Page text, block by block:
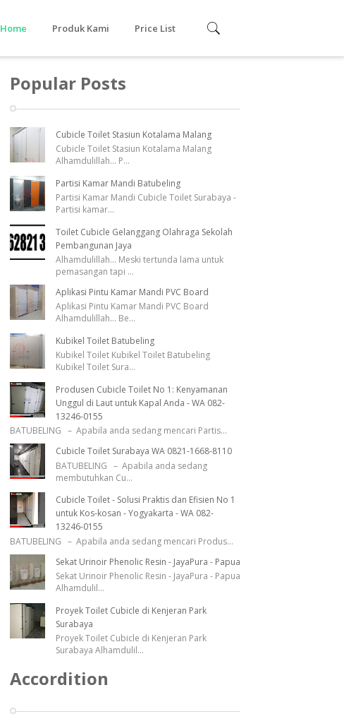
Home Produk Kami
Resin
Cubicle Toilet PVC
Urinoir
Price List
Popular Posts
Cubicle Toilet Stasiun Kotalama Malang
Cubicle Toilet Stasiun Kotalama Malang
Alhamdulillah... P...
Partisi Kamar Mandi Batubeling
Partisi Kamar Mandi Cubicle Toilet Surabaya -
Partisi kamar...
Toilet Cubicle Gelanggang Olahraga Sekolah
Pembangunan Jaya
Alhamdulillah... Meski tertunda lama untuk
pemasangan tapi ...
Aplikasi Pintu Kamar Mandi PVC Board
Aplikasi Pintu Kamar Mandi PVC Board
Alhamdulillah... Be...
Kubikel Toilet Batubeling
Kubikel Toilet Kubikel Toilet Batubeling
Kubikel Toilet Sura...
Produsen Cubicle Toilet No 1: Kenyamanan
Unggul di Laut untuk Kapal Anda - WA 082-
13246-0155
BATUBELING – Apabila anda sedang mencari Partis...
Cubicle Toilet Surabaya WA 0821-1668-8110
BATUBELING – Apabila anda sedang
membutuhkan Cu...
Cubicle Toilet - Solusi Praktis dan Efisien No 1
untuk Kos-kosan - Yogyakarta - WA 082-
13246-0155
BATUBELING – Apabila anda sedang mencari Produs...
Sekat Urinoir Phenolic Resin - JayaPura - Papua
Sekat Urinoir Phenolic Resin - JayaPura - Papua
Alhamdulil...
Proyek Toilet Cubicle di Kenjeran Park
Surabaya
Proyek Toilet Cubicle di Kenjeran Park
Surabaya Alhamdulil...
Accordition